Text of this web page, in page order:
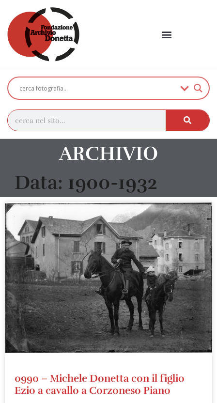
ARCHIVIO
Data: 1900-1932
0990 – Michele Donetta con il figlio
Ezio a cavallo a Corzoneso Piano